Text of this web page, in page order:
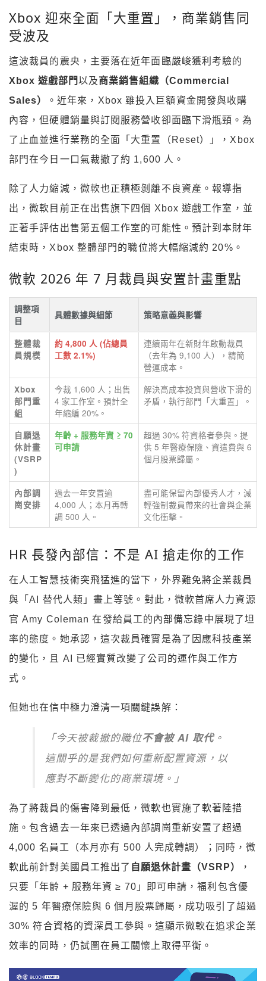
Xbox 迎來全面「大重置」，商業銷售同
受波及
這波裁員的震央，主要落在近年面臨嚴峻獲利考驗的
Xbox 遊戲部門以及商業銷售組織（Commercial
Sales）
。近年來，Xbox 雖投入巨額資金開發與收購
內容，但硬體銷量與訂閱服務營收卻面臨下滑瓶頸。為
了止血並進行業務的全面「大重置（Reset）」，Xbox
部門在今日一口氣裁撤了約 1,600 人。
除了人力縮減，微軟也正積極剝離不良資產。報導指
出，微軟目前正在出售旗下四個 Xbox 遊戲工作室，並
正著手評估出售第五個工作室的可能性。預計到本財年
結束時，Xbox 整體部門的職位將大幅縮減約 20%。
微軟 2026 年 7 月裁員與安置計畫重點
調整項
目
具體數據與細節 策略意義與影響
整體裁
員規模
約 4,800 人 (佔總員
工數 2.1%)
連續兩年在新財年啟動裁員
（去年為 9,100 人），精簡
營運成本。
Xbox
部門重
組
今裁 1,600 人；出售
4 家工作室。預計全
年縮編 20%。
解決高成本投資與營收下滑的
矛盾，執行部門「大重置」。
自願退
休計畫
(VSRP
)
年齡 + 服務年資 ≥ 70
可申請
超過 30% 符資格者參與。提
供 5 年醫療保險、資遣費與 6
個月股票歸屬。
內部調
崗安排
過去一年安置逾
4,000 人；本月再轉
調 500 人。
盡可能保留內部優秀人才，減
輕強制裁員帶來的社會與企業
文化衝擊。
HR 長發內部信：不是 AI 搶走你的工作
在人工智慧技術突飛猛進的當下，外界難免將企業裁員
與「AI 替代人類」畫上等號。對此，微軟首席人力資源
官 Amy Coleman 在發給員工的內部備忘錄中展現了坦
率的態度。她承認，這次裁員確實是為了因應科技產業
的變化，且 AI 已經實質改變了公司的運作與工作方
式。
但她也在信中極力澄清一項關鍵誤解：
「今天被裁撤的職位不會被 AI 取代。
這關乎的是我們如何重新配置資源，以
應對不斷變化的商業環境。」
為了將裁員的傷害降到最低，微軟也實施了軟著陸措
施。包含過去一年來已透過內部調崗重新安置了超過
4,000 名員工（本月亦有 500 人完成轉調）；同時，微
軟此前針對美國員工推出了 自願退休計畫（VSRP）
，
只要「年齡 + 服務年資 ≥ 70」即可申請，福利包含優
渥的 5 年醫療保險與 6 個月股票歸屬，成功吸引了超過
30% 符合資格的資深員工參與。這顯示微軟在追求企業
效率的同時，仍試圖在員工關懷上取得平衡。